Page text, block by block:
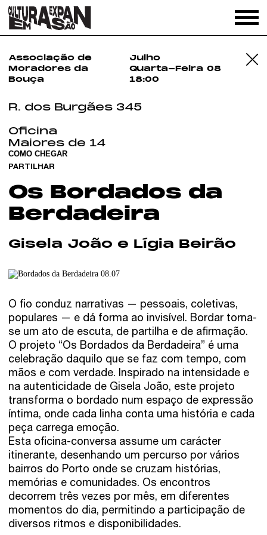
Associação de
Moradores da
Bouça
Julho
Quarta-Feira 08
18:00
Oficina
Maiores de 14
R. dos Burgães 345
COMO CHEGAR
PARTILHAR
Os Bordados da
Berdadeira
Gisela João e Lígia Beirão
O fio conduz narrativas — pessoais, coletivas,
populares — e dá forma ao invisível. Bordar torna-
se um ato de escuta, de partilha e de afirmação.
O projeto “Os Bordados da Berdadeira” é uma
celebração daquilo que se faz com tempo, com
mãos e com verdade. Inspirado na intensidade e
na autenticidade de Gisela João, este projeto
transforma o bordado num espaço de expressão
íntima, onde cada linha conta uma história e cada
peça carrega emoção.
Esta oficina-conversa assume um carácter
itinerante, desenhando um percurso por vários
bairros do Porto onde se cruzam histórias,
memórias e comunidades. Os encontros
decorrem três vezes por mês, em diferentes
momentos do dia, permitindo a participação de
diversos ritmos e disponibilidades.